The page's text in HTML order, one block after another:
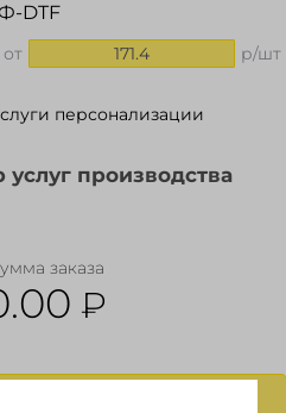
DTF
от 171.4 р/шт
персонализации
услуг производства
заказа
₽